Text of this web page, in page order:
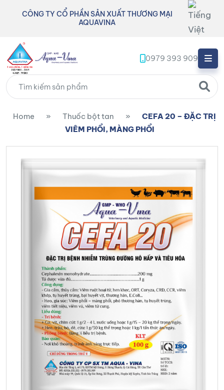
CÔNG TY CỔ PHẦN SẢN XUẤT THƯƠNG MẠI
AQUAVINA
0979 393 909
Home » Thuốc bột tan »
CEFA 20 – ĐẶC TRỊ
VIÊM PHỔI, MÀNG PHỔI